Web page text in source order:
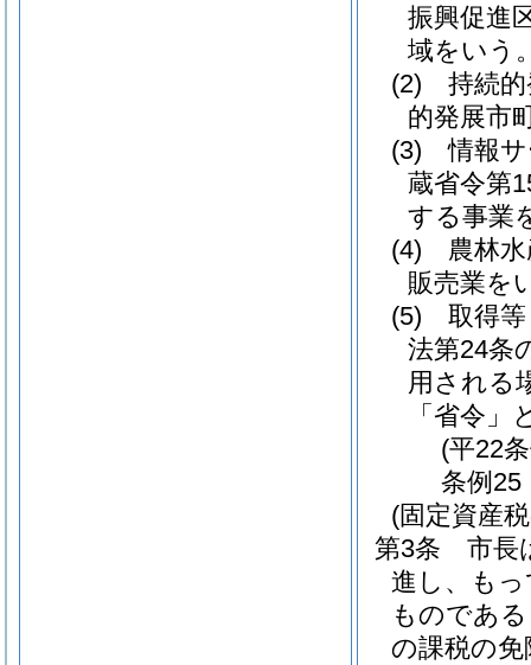
振興促進
域をいう
(2)
持続
的発展市
(3)
情報
蔵省令第
する事業
(4)
農林
販売業を
(5)
取得
法第24条
用される
「省令」
(平22
条例25
(固定資産
第3条
市長
進し、も
ものであ
の課税の免